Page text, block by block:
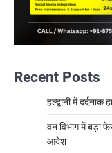
Recent Posts
हल्द्वानी में
वन विभाग में बड़ा
आदेश